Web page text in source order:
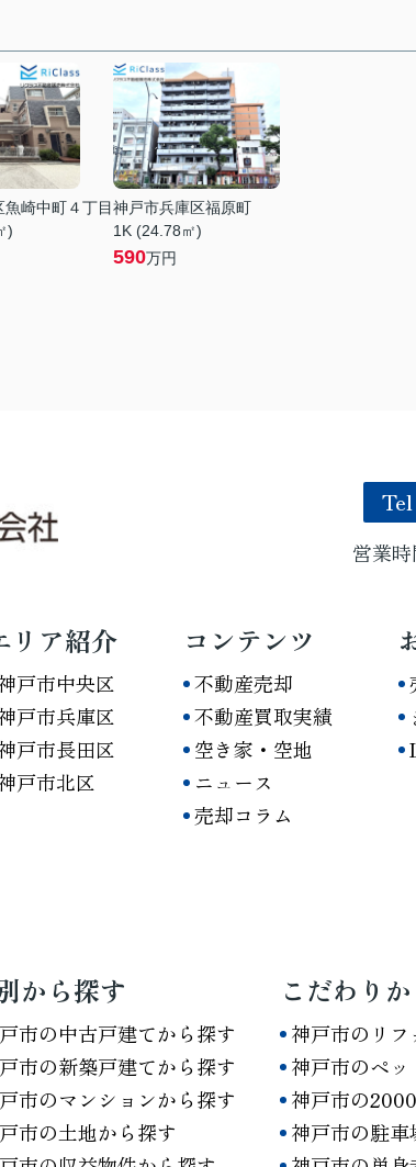
崎中町４丁目
)
神戸市兵庫区福原町
1K (24.78㎡)
590万円
Tel
営業
リア紹介
戸市中央区
戸市兵庫区
戸市長田区
戸市北区
コンテンツ
不動産売却
不動産買取実績
空き家・空地
ニュース
売却コラム
から探す
市の中古戸建てから探す
市の新築戸建てから探す
市のマンションから探す
市の土地から探す
こだわり
神戸市のリ
神戸市のペ
神戸市の
神戸市の駐